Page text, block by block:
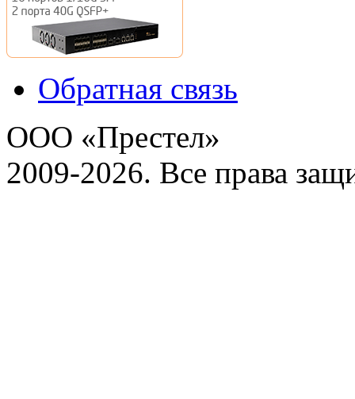
Обратная связь
ООО «Престел»
2009-2026. Все права